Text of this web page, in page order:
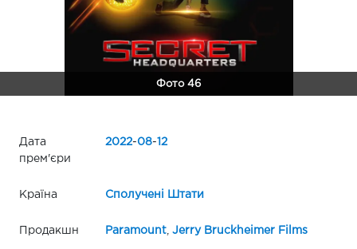
Фото 46
Дата
прем'єри
2022-08-12
Країна Сполучені Штати
Продакшн Paramount, Jerry Bruckheimer Films